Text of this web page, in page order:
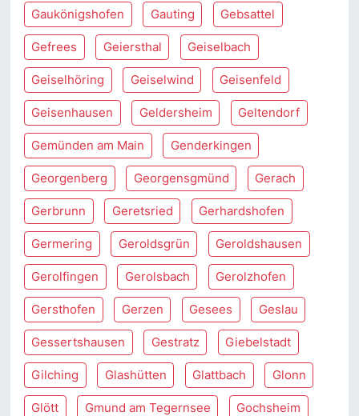
Gaukönigshofen Gauting Gebsattel
Gefrees Geiersthal Geiselbach
Geiselhöring Geiselwind Geisenfeld
Geisenhausen Geldersheim Geltendorf
Gemünden am Main Genderkingen
Georgenberg Georgensgmünd Gerach
Gerbrunn Geretsried Gerhardshofen
Germering Geroldsgrün Geroldshausen
Gerolfingen Gerolsbach Gerolzhofen
Gersthofen Gerzen Gesees Geslau
Gessertshausen Gestratz Giebelstadt
Gilching Glashütten Glattbach Glonn
Glött Gmund am Tegernsee Gochsheim